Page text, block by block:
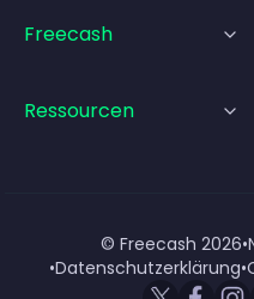
Freecash
Ressourcen
© Freecash 2026•
•Datenschutzerklärung•